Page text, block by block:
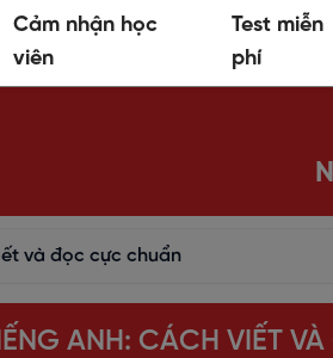
Cảm nhận học
viên
Test miễn
phí
và đọc cực chuẩn
ANH: CÁCH VIẾT